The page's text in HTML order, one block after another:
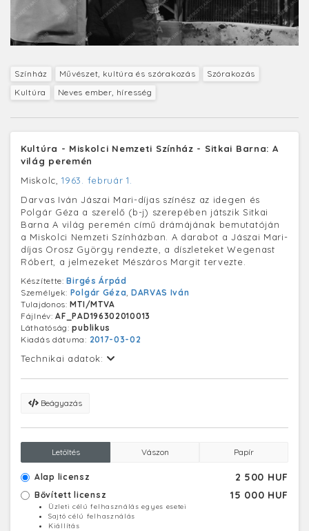
Színház Művészet, kultúra és szórakozás
Szórakozás
Kultúra
Neves ember, híresség
Kultúra - Miskolci Nemzeti Színház - Sitkai Barna: A
világ peremén
Miskolc,1963. február 1.
Darvas Iván Jászai Mari-díjas színész az idegen és
Polgár Géza a szerelő (b-j) szerepében játszik Sitkai
Barna A világ peremén című drámájának bemutatóján
a Miskolci Nemzeti Színházban. A darabot a Jászai Mari-
díjas Orosz György rendezte, a díszleteket Wegenast
Róbert, a jelmezeket Mészáros Margit tervezte.
Készítette:Birgés Árpád
Személyek: Polgár Géza DARVAS Iván
Tulajdonos:MTI/MTVA
Fájlnév:AF_PAD196302010013
Láthatóság:publikus
Kiadás dátuma: 2017-03-02
Technikai adatok:
Beágyazás
Letöltés Vászon Papír
Alap licensz 2 500 HUF
Bővített licensz 15 000 HUF
Üzleti célú felhasználás egyes esetei
Sajtó célú felhasználás
Kiállítás